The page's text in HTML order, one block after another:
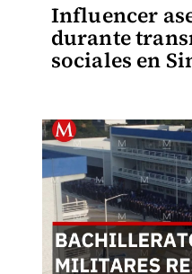
Influencer
durante
sociales en